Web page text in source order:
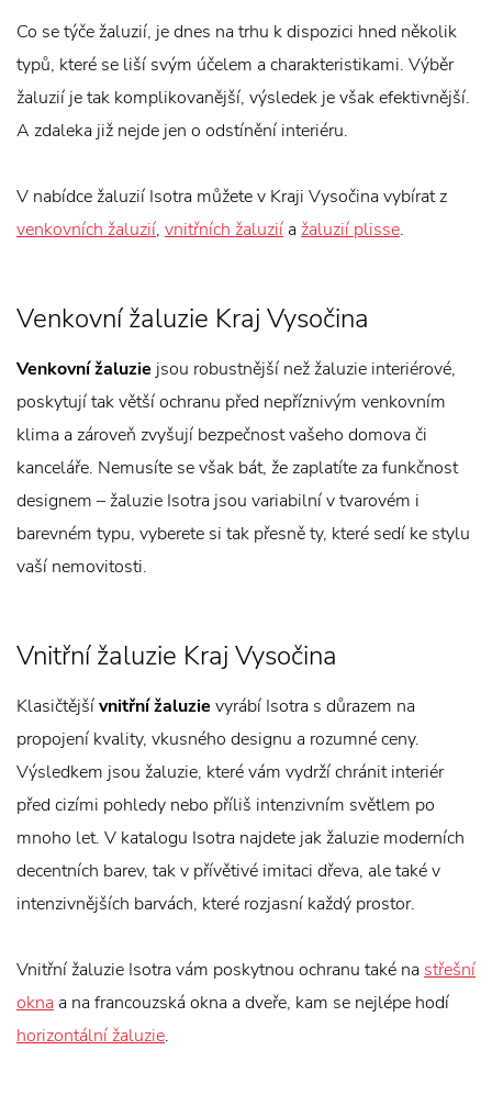
Co se týče žaluzií, je dnes na trhu k dispozici hned několik
typů, které se liší svým účelem a charakteristikami. Výběr
žaluzií je tak komplikovanější, výsledek je však efektivnější.
A zdaleka již nejde jen o odstínění interiéru.
V nabídce žaluzií Isotra můžete v Kraji Vysočina vybírat z
venkovních žaluzií, vnitřních žaluzií a žaluzií plisse.
Venkovní žaluzie Kraj Vysočina
Venkovní žaluzie jsou robustnější než žaluzie interiérové,
poskytují tak větší ochranu před nepříznivým venkovním
klima a zároveň zvyšují bezpečnost vašeho domova či
kanceláře. Nemusíte se však bát, že zaplatíte za funkčnost
designem – žaluzie Isotra jsou variabilní v tvarovém i
barevném typu, vyberete si tak přesně ty, které sedí ke stylu
vaší nemovitosti.
Vnitřní žaluzie Kraj Vysočina
Klasičtějšívnitřní žaluzie vyrábí Isotra s důrazem na
propojení kvality, vkusného designu a rozumné ceny.
Výsledkem jsou žaluzie, které vám vydrží chránit interiér
před cizími pohledy nebo příliš intenzivním světlem po
mnoho let. V katalogu Isotra najdete jak žaluzie moderních
decentních barev, tak v přívětivé imitaci dřeva, ale také v
intenzivnějších barvách, které rozjasní každý prostor.
Vnitřní žaluzie Isotra vám poskytnou ochranu také na střešní
okna a na francouzská okna a dveře, kam se nejlépe hodí
horizontální žaluzie.